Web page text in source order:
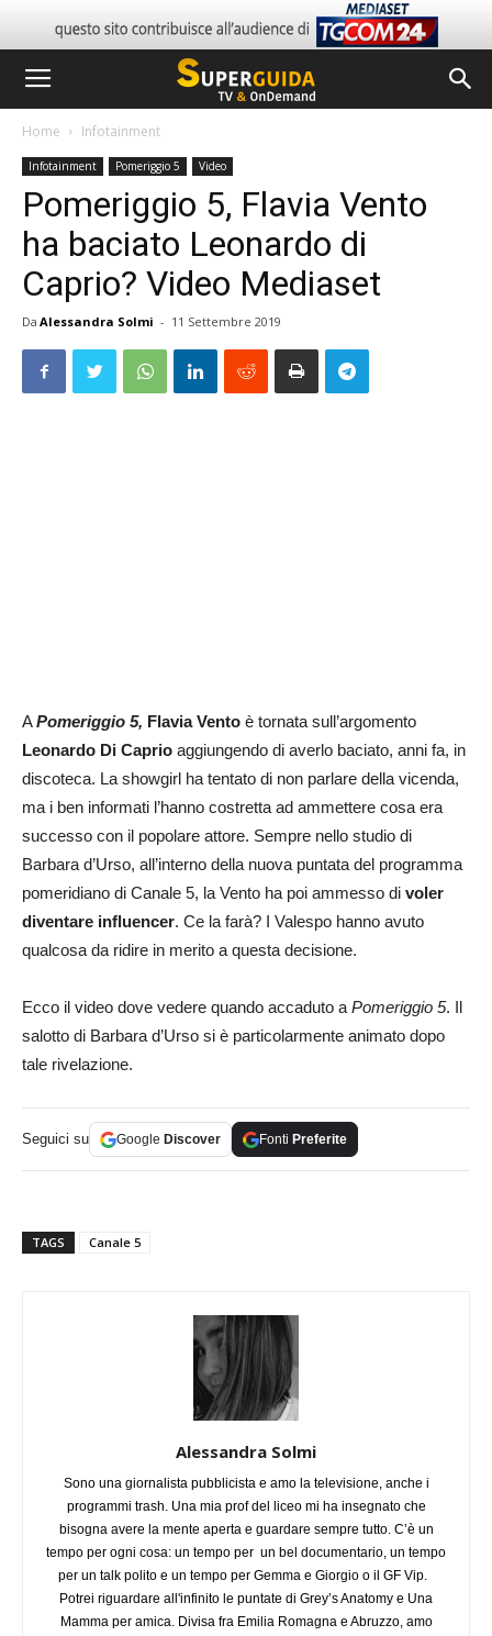
Home Infotainment
Infotainment Pomeriggio 5 Video
Pomeriggio 5, Flavia Vento
ha baciato Leonardo di
Caprio? Video Mediaset
Da Alessandra Solmi - 11 Settembre 2019
APomeriggio 5, Flavia Vento è tornata sull’argomento
Leonardo Di Caprio aggiungendo di averlo baciato, anni fa, in
discoteca. La showgirl ha tentato di non parlare della vicenda,
ma i ben informati l’hanno costretta ad ammettere cosa era
successo con il popolare attore. Sempre nello studio di
Barbara d’Urso, all’interno della nuova puntata del programma
pomeridiano di Canale 5, la Vento ha poi ammesso di voler
diventare influencer. Ce la farà? I Valespo hanno avuto
qualcosa da ridire in merito a questa decisione.
Ecco il video dove vedere quando accaduto aPomeriggio 5. Il
salotto di Barbara d’Urso si è particolarmente animato dopo
tale rivelazione.
Seguici su Google Discover Fonti Preferite
TAGS Canale 5
Alessandra Solmi
Sono una giornalista pubblicista e amo la televisione, anche i
programmi trash. Una mia prof del liceo mi ha insegnato che
bisogna avere la mente aperta e guardare sempre tutto. C’è un
tempo per ogni cosa: un tempo per un bel documentario, un tempo
per un talk polito e un tempo per Gemma e Giorgio o il GF Vip.
Potrei riguardare all'infinito le puntate di Grey’s Anatomy e Una
Mamma per amica. Divisa fra Emilia Romagna e Abruzzo, amo